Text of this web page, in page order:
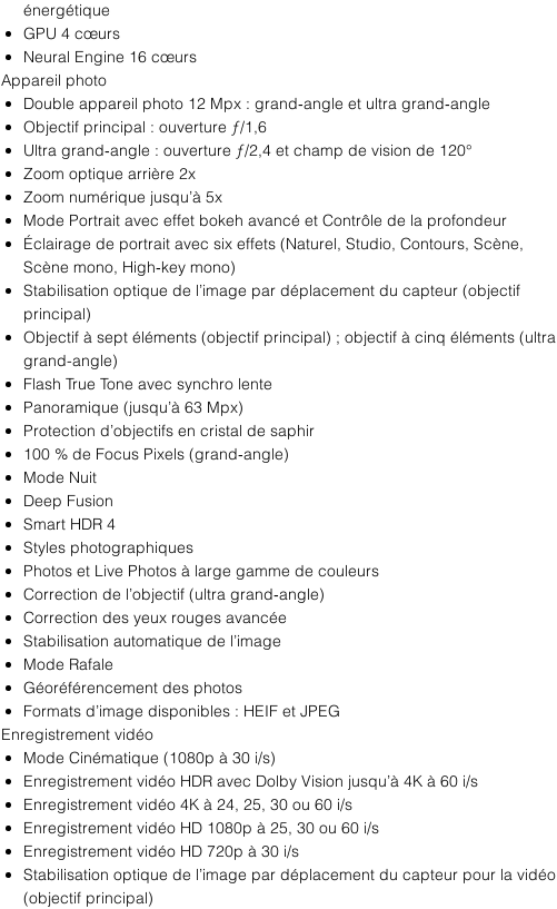
énergétique
GPU 4 cœurs
Neural Engine 16 cœurs
Appareil photo
Double appareil photo 12 Mpx : grand‑angle et ultra grand‑angle
Objectif principal : ouverture ƒ/1,6
Ultra grand‑angle : ouverture ƒ/2,4 et champ de vision de 120°
Zoom optique arrière 2x
Zoom numérique jusqu’à 5x
Mode Portrait avec effet bokeh avancé et Contrôle de la profondeur
Éclairage de portrait avec six effets (Naturel, Studio, Contours, Scène,
Scène mono, High‑key mono)
Stabilisation optique de l’image par déplacement du capteur (objectif
principal)
Objectif à sept éléments (objectif principal) ; objectif à cinq éléments (ultra
grand-angle)
Flash True Tone avec synchro lente
Panoramique (jusqu’à 63 Mpx)
Protection d’objectifs en cristal de saphir
100 % de Focus Pixels (grand‑angle)
Mode Nuit
Deep Fusion
Smart HDR 4
Styles photographiques
Photos et Live Photos à large gamme de couleurs
Correction de l’objectif (ultra grand‑angle)
Correction des yeux rouges avancée
Stabilisation automatique de l’image
Mode Rafale
Géo­référence­ment des photos
Formats d’image disponibles : HEIF et JPEG
Enregistrement vidéo
Mode Cinématique (1080p à 30 i/s)
Enregistrement vidéo HDR avec Dolby Vision jusqu’à 4K à 60 i/s
Enregistrement vidéo 4K à 24, 25, 30 ou 60 i/s
Enregistrement vidéo HD 1080p à 25, 30 ou 60 i/s
Enregistrement vidéo HD 720p à 30 i/s
Stabilisation optique de l’image par déplacement du capteur pour la vidéo
(objectif principal)